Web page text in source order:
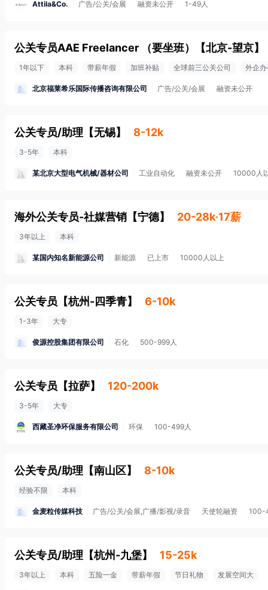
Attila&Co. 广告/公关/会展 融资未公开 1-49人
公关专员AAE Freelancer （要坐班） 【北京-望京】
1年以下 本科 带薪年假 加班补贴 全球前三公关公司 外企
北京福莱希乐国际传播咨询有限公司 广告/公关/会展 融资未公开
公关专员/助理 【无锡】 8-12k
3-5年 本科
某北京大型电气机械/器材公司 工业自动化 融资未公开 10000人
海外公关专员-社媒营销 【宁德】 20-28k·17薪
3年以上 本科
某国内知名新能源公司 新能源 已上市 10000人以上
公关专员 【杭州-四季青】 6-10k
1-3年 大专
俊源控股集团有限公司 石化 500-999人
公关专员 【拉萨】 120-200k
3-5年 大专
西藏圣净环保服务有限公司 环保 100-499人
公关专员/助理 【南山区】 8-10k
经验不限 本科
金麦粒传媒科技 广告/公关/会展,广播/影视/录音 天使轮融资 100-
公关专员/助理 【杭州-九堡】 15-25k
3年以上 本科 五险一金 带薪年假 节日礼物 发展空间大